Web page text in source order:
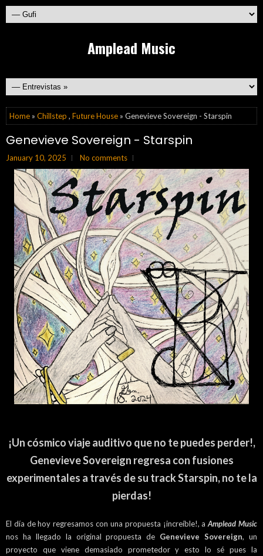
Amplead Music
Home » Chillstep , Future House » Genevieve Sovereign - Starspin
Genevieve Sovereign - Starspin
January 10, 2025 No comments
¡Un cósmico viaje auditivo que no te puedes perder!,
Genevieve Sovereign regresa con fusiones
experimentales a través de su trackStarspin, no te la
pierdas!
El día de hoy regresamos con una propuesta ¡increíble!, aAmplead Music
nos ha llegado la original propuesta de Genevieve Sovereign, un
proyecto que viene demasiado prometedor y esto lo sé pues la